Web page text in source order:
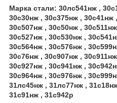
Марка стали: 30лс541нж ,
30с30нж , 30с375нж , 30с41нж
30с507нж , 30с50нж ,
30с527нж , 30с530нж ,
30с564нж , 30с576нж ,
30с76нж , 30с907нж ,
30с927нж , 30с941нж ,
30с964нж , 30с976нж ,
31лс45нж , 31лс77нж ,
31с91нж , 31с942р